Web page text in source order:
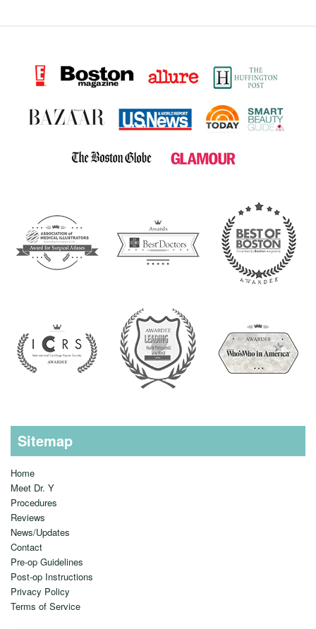
Sitemap
Home
Meet Dr. Y
Procedures
Reviews
News/Updates
Contact
Pre-op Guidelines
Post-op Instructions
Privacy Policy
Terms of Service